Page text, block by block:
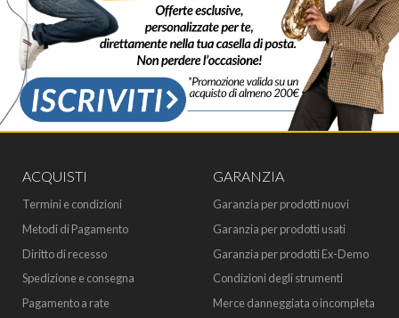
ACQUISTI
Termini e condizioni
Metodi di Pagamento
Diritto di recesso
Spedizione e consegna
Pagamento a rate
GARANZIA
Garanzia per prodotti nuovi
Garanzia per prodotti usati
Garanzia per prodotti Ex-Demo
Condizioni degli strumenti
Merce danneggiata o incompleta